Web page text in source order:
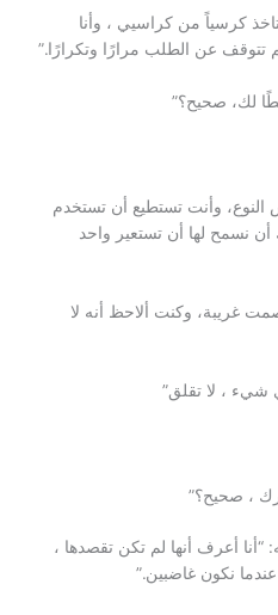
كرسياً من كراسيي ، وأنا
تتوقف عن الطلب مرارًا وتكرارًا.”
لك، صحيح؟”
وأنت تستطيع أن تستخدم
نسمح لها أن تستعير واحد
غريبة، وكنت ألاحظ أنه لا
شيء ، لا تقلق”
، صحيح؟”
أعرف أنها لم تكن تقصدها ،
نكون غاضبين.”